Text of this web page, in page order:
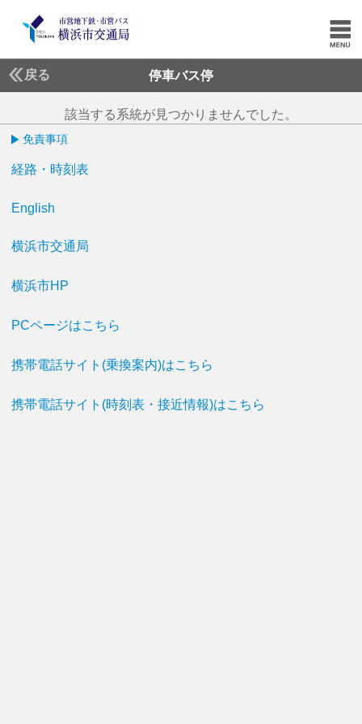
戻る 停車バス停
該当する系統が見つかりませんでした。
免責事項
経路・時刻表
English
横浜市交通局
横浜市HP
PCページはこちら
携帯電話サイト(乗換案内)はこちら
携帯電話サイト(時刻表・接近情報)はこちら